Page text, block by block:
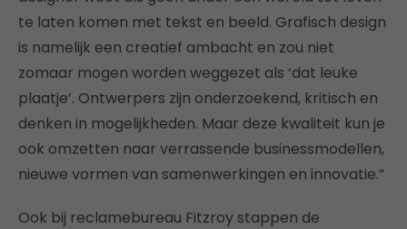
te laten komen met tekst en beeld. Grafisch design
is namelijk een creatief ambacht en zou niet
zomaar mogen worden weggezet als ‘dat leuke
plaatje’. Ontwerpers zijn onderzoekend, kritisch en
denken in mogelijkheden. Maar deze kwaliteit kun je
ook omzetten naar verrassende businessmodellen,
nieuwe vormen van samenwerkingen en innovatie.”
Ook bij reclamebureau Fitzroy stappen de